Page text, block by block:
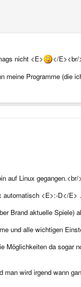
nicht <E>
</E><br/
Programme (die
auf Linux gegangen.<br/
automatisch <E>:-D</E>
Brand aktuelle Spiele)
und alle wichtigen
da sogar
wird irgend wann